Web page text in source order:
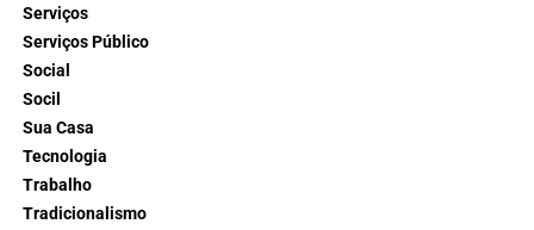
Serviços
Serviços Público
Social
Socil
Sua Casa
Tecnologia
Trabalho
Tradicionalismo